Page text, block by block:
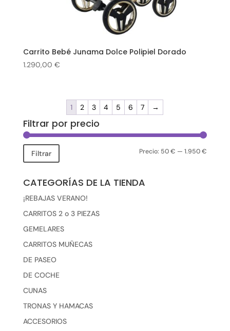
Carrito Bebé Junama Dolce Polipiel Dorado
1.290,00 €
1 2 3 4 5 6 7 →
Filtrar por precio
Filtrar Precio: 50 € —1.950 €
CATEGORÍAS DE LA TIENDA
¡REBAJAS VERANO!
CARRITOS 2 o 3 PIEZAS
GEMELARES
CARRITOS MUÑECAS
DE PASEO
DE COCHE
CUNAS
TRONAS Y HAMACAS
ACCESORIOS